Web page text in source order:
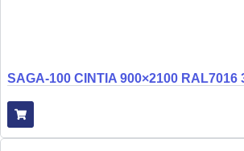
SAGA-100 CINTIA 900×2100 RAL7016